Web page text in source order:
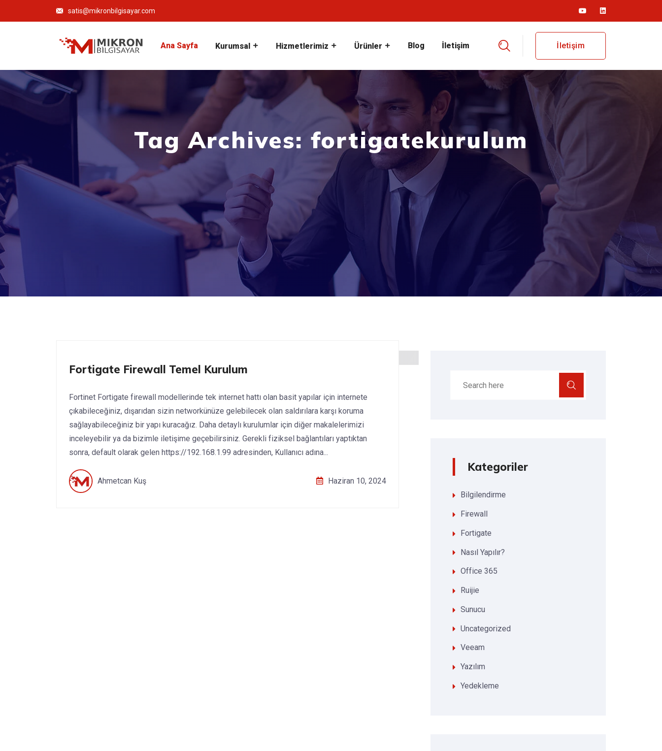
satis@mikronbilgisayar.com
Ana Sayfa Kurumsal Hizmetlerimiz Ürünler Blog İletişim İletişim
Tag Archives: fortigatekurulum
Fortigate Firewall Temel Kurulum
Fortinet Fortigate firewall modellerinde tek internet hattı olan basit yapılar için internete
çıkabileceğiniz, dışarıdan sizin networkünüze gelebilecek olan saldırılara karşı koruma
sağlayabileceğiniz bir yapı kuracağız. Daha detaylı kurulumlar için diğer makalelerimizi
inceleyebilir ya da bizimle iletişime geçebilirsiniz. Gerekli fiziksel bağlantıları yaptıktan
sonra, default olarak gelen https://192.168.1.99 adresinden, Kullanıcı adına...
Ahmetcan Kuş Haziran 10, 2024
Kategoriler
Bilgilendirme
Firewall
Fortigate
Nasıl Yapılır?
Office 365
Ruijie
Sunucu
Uncategorized
Veeam
Yazılım
Yedekleme